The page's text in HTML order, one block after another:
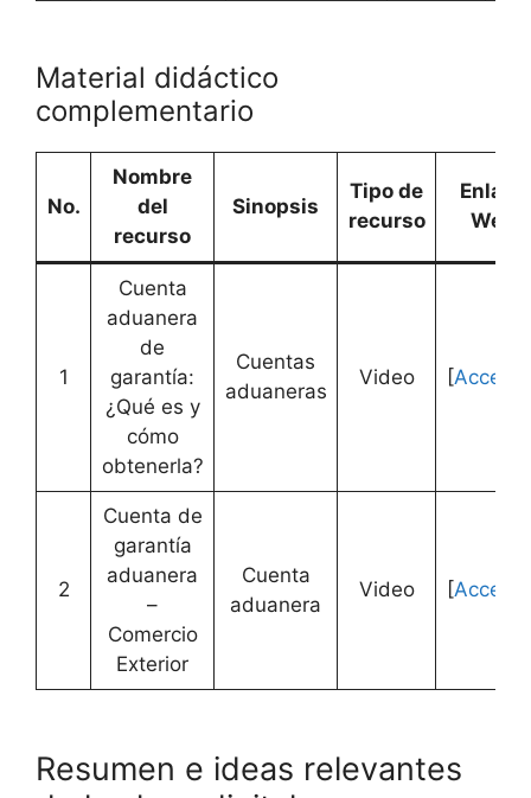
Material didáctico
complementario
No.
Nombre
del
recurso
Sinopsis
Tipo de
recurso
Enlace
Web
1
Cuenta
aduanera
de
garantía:
¿Qué es y
cómo
obtenerla?
Cuentas
aduaneras
Video [
2
Cuenta de
garantía
aduanera
–
Comercio
Exterior
Cuenta
aduanera
Video [
Resumen e ideas relevantes